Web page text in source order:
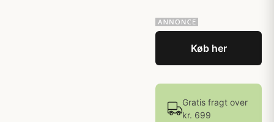
Køb her
Gratis fragt over
kr. 699